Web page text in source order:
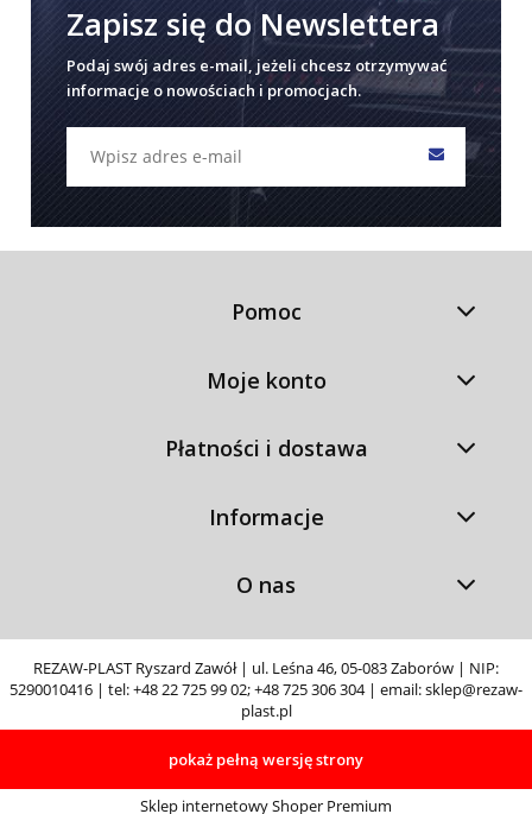
Zapisz się do Newslettera
Podaj swój adres e-mail, jeżeli chcesz otrzymywać
informacje o nowościach i promocjach.
Pomoc
Moje konto
Płatności i dostawa
Informacje
O nas
REZAW-PLAST Ryszard Zawół | ul. Leśna 46, 05-083 Zaborów | NIP:
5290010416 | tel:+48 22 725 99 02;+48 725 306 304| email:sklep@rezaw-
plast.pl
pokaż pełną wersję strony
Sklep internetowy Shoper Premium